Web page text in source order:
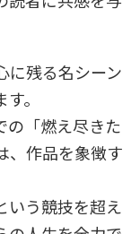
に残る名シーン
。
の「燃え尽きた
作品を象徴す
いう競技を超え